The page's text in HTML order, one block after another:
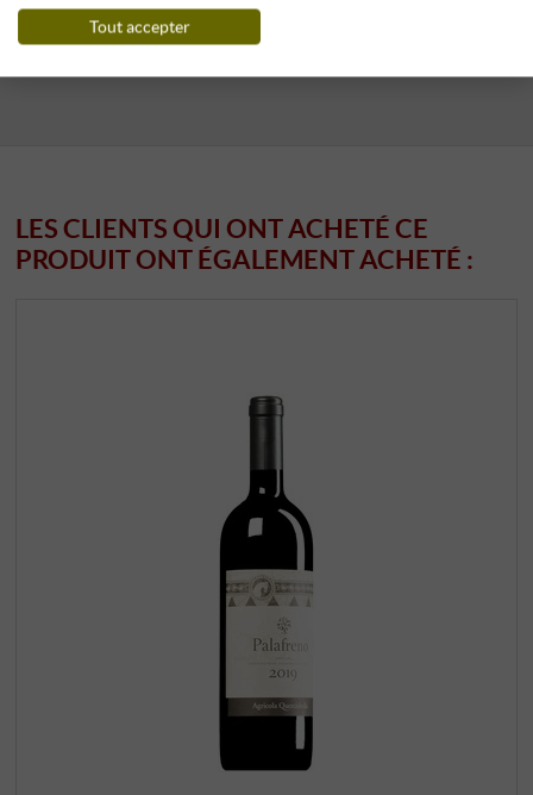
Stockage climatisé
LES CLIENTS QUI ONT ACHETÉ CE
PRODUIT ONT ÉGALEMENT ACHETÉ :
Tout accepter